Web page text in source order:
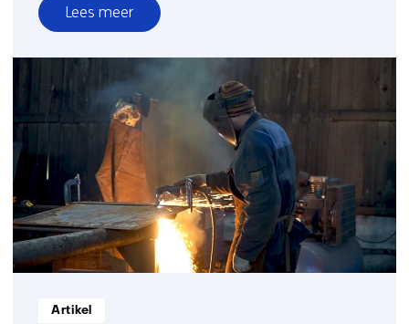
Lees meer
over
Mentale
werkgezondheid
Informatietype:
Artikel